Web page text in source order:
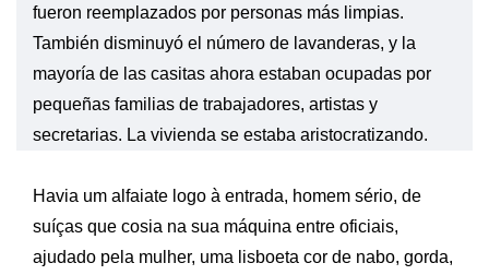
fueron reemplazados por personas más limpias.
También disminuyó el número de lavanderas, y la
mayoría de las casitas ahora estaban ocupadas por
pequeñas familias de trabajadores, artistas y
secretarias. La vivienda se estaba aristocratizando.
Havia um alfaiate logo à entrada, homem sério, de
suíças que cosia na sua máquina entre oficiais,
ajudado pela mulher, uma lisboeta cor de nabo, gorda,